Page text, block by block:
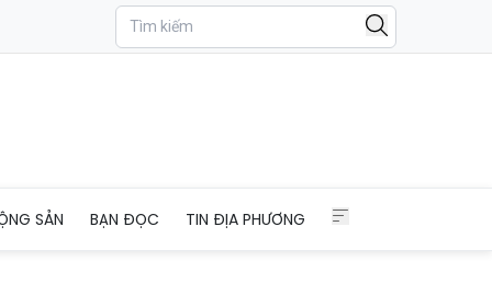
SẢN BẠN ĐỌC TIN ĐỊA PHƯƠNG